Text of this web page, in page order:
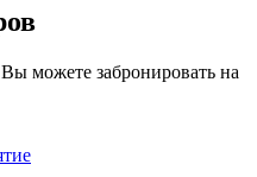
можете забронировать на